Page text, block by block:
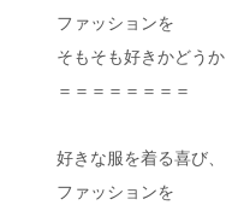
ファッションを
そもそも好きかどうか
＝＝＝＝＝＝＝＝
好きな服を着る喜び、
ファッションを